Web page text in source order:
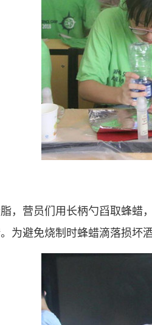
，营员们用长柄勺舀取蜂蜡
为避免烧制时蜂蜡滴落损坏